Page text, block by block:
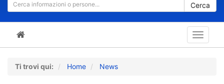
Cerca
Toggle
Ti trovi qui: Home News